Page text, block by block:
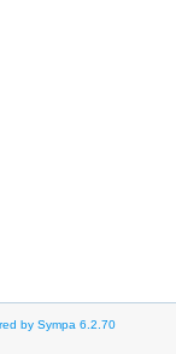
by Sympa 6.2.70